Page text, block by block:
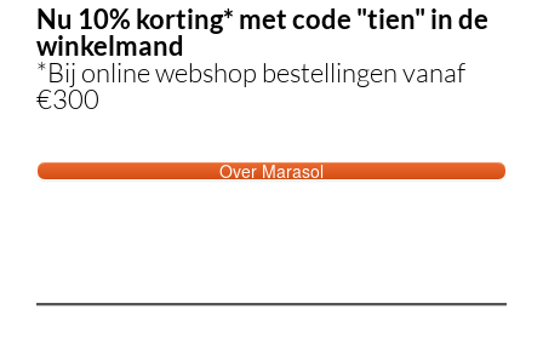
Nu 10% korting* met code "tien" in de
winkelmand
*Bij online webshop bestellingen vanaf
€300
Over Marasol